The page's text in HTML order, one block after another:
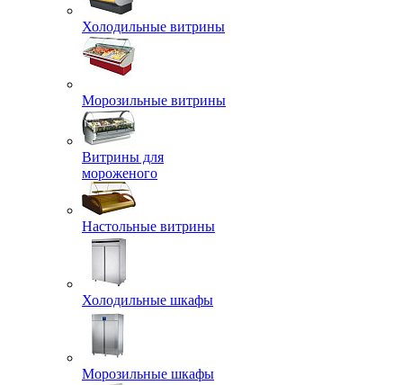
Холодильные витрины
Морозильные витрины
Витрины для
мороженого
Настольные витрины
Холодильные шкафы
Морозильные шкафы